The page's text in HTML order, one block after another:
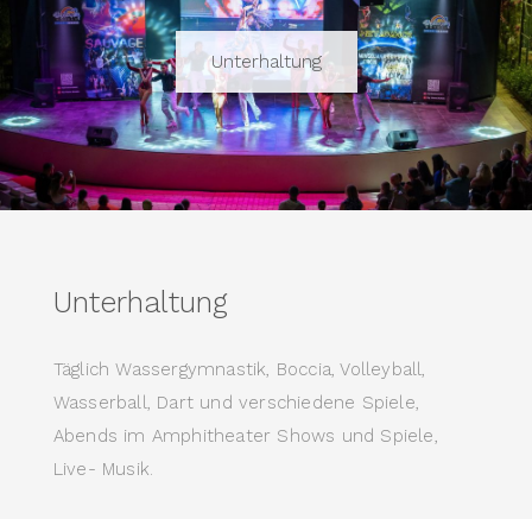
Unterhaltung
Unterhaltung
Täglich Wassergymnastik, Boccia, Volleyball,
Wasserball, Dart und verschiedene Spiele,
Abends im Amphitheater Shows und Spiele,
Live- Musik.